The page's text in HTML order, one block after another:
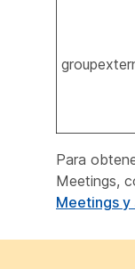
Para
Meetings,
Meetings y